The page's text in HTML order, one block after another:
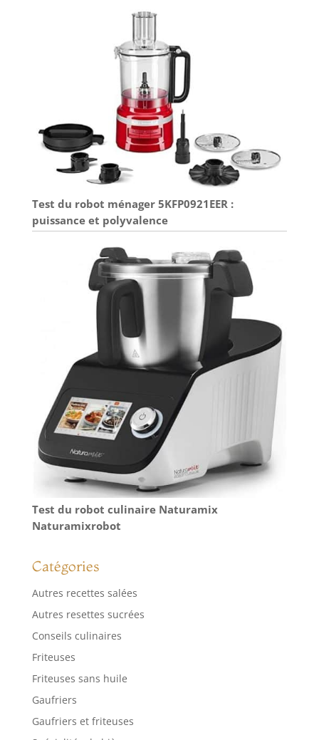
Test du robot ménager 5KFP0921EER :
puissance et polyvalence
Test du robot culinaire Naturamix
Naturamixrobot
Catégories
Autres recettes salées
Autres resettes sucrées
Conseils culinaires
Friteuses
Friteuses sans huile
Gaufriers
Gaufriers et friteuses